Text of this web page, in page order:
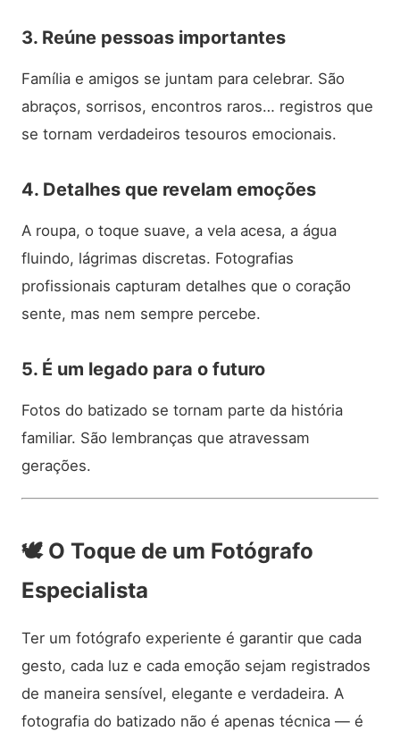
3. Reúne pessoas importantes
Família e amigos se juntam para celebrar. São
abraços, sorrisos, encontros raros… registros que
se tornam verdadeiros tesouros emocionais.
4. Detalhes que revelam emoções
A roupa, o toque suave, a vela acesa, a água
fluindo, lágrimas discretas. Fotografias
profissionais capturam detalhes que o coração
sente, mas nem sempre percebe.
5. É um legado para o futuro
Fotos do batizado se tornam parte da história
familiar. São lembranças que atravessam
gerações.
🕊️ O Toque de um Fotógrafo
Especialista
Ter um fotógrafo experiente é garantir que cada
gesto, cada luz e cada emoção sejam registrados
de maneira sensível, elegante e verdadeira. A
fotografia do batizado não é apenas técnica — é